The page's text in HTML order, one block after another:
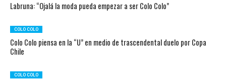
Labruna: “Ojalá la moda pueda empezar a ser Colo Colo”
COLO COLO
Colo Colo piensa en la “U” en medio de trascendental duelo por Copa
Chile
COLO COLO